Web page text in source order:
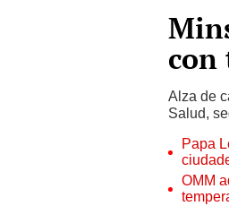
con
Alza de
Salud,
Papa
OMM